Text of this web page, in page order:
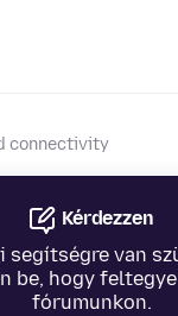
connectivity
Kérdezzen
segítségre van
be, hogy
fórumunkon.